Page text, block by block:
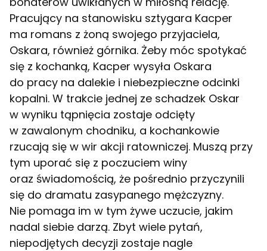
Pracujący na stanowisku sztygara Kacper
ma romans z żoną swojego przyjaciela,
Oskara, również górnika. Żeby móc spotykać
się z kochanką, Kacper wysyła Oskara
do pracy na dalekie i niebezpieczne odcinki
kopalni. W trakcie jednej ze schadzek Oskar
w wyniku tąpnięcia zostaje odcięty
w zawalonym chodniku, a kochankowie
rzucają się w wir akcji ratowniczej. Muszą przy
tym uporać się z poczuciem winy
oraz świadomością, że pośrednio przyczynili
się do dramatu zasypanego mężczyzny.
Nie pomaga im w tym żywe uczucie, jakim
nadal siebie darzą. Zbyt wiele pytań,
niepodjętych decyzji zostaje nagle